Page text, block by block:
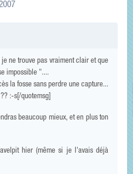
ne trouve pas vraiment clair et que
impossible "....
la fosse sans perdre une capture...
:-s[/quotemsg]
beaucoup mieux, et en plus ton
hier (même si je l'avais déjà